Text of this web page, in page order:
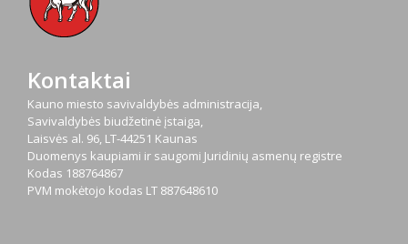
Kontaktai
Kauno miesto savivaldybės administracija,
Savivaldybės biudžetinė įstaiga,
Laisvės al. 96, LT-44251 Kaunas
Duomenys kaupiami ir saugomi Juridinių asmenų registre
Kodas 188764867
PVM mokėtojo kodas LT 887648610